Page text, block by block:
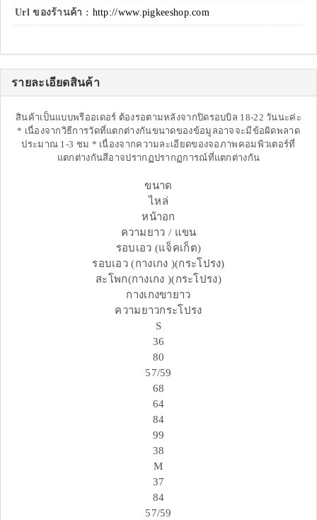
Url ของร้านค้า : http://www.pigkeeshop.com
รายละเอียดสินค้า
สินค้าเป็นแบบพรีออเดอร์ ต้องรอตามหลังจากปิดรอบบิล 18-22 วันนะค่ะ
* เนื่องจากวิธีการวัดที่แตกต่างกันขนาดของข้อมูลอาจจะมีข้อผิดพลาด
ประมาณ 1-3 ชม * เนื่องจากความละเอียดของจอภาพคอมพิวเตอร์ที่
แตกต่างกันสีอาจปรากฏปรากฏการณ์ที่แตกต่างกัน
ขนาด
ไหล่
หน้าอก
ความยาว / แขน
รอบเอว (แจ็คเก็ต)
รอบเอว (กางเกง )(กระโปรง)
สะโพก(กางเกง )(กระโปรง)
กางเกงขายาว
ความยาวกระโปรง
S
36
80
57/59
68
64
84
99
38
M
37
84
57/59